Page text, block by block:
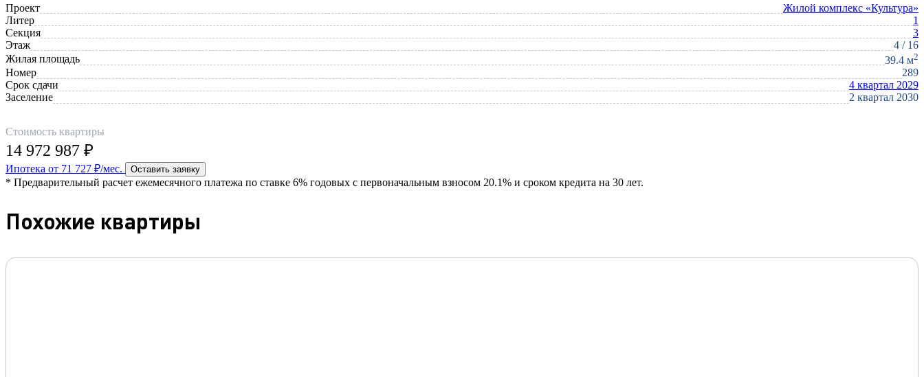
Проект
Жилой комплекс «Культура»
Литер
1
Секция
3
Этаж
4 / 16
Жилая площадь
39.4 м2
Номер
289
Срок сдачи
4 квартал 2029
Заселение
2 квартал 2030
Стоимость квартиры
14 972 987 ₽
Ипотека от 71 727 ₽/мес. Оставить заявку
* Предварительный расчет ежемесячного платежа по ставке 6% годовых с первоначальным взносом 20.1% и сроком кредита на 30 лет.
Похожие квартиры